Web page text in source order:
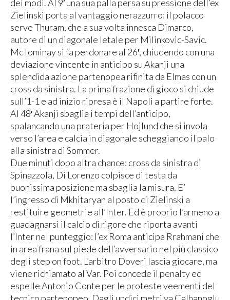
dei modi. Al 9′ una sua palla persa su pressione dell’ex
Zielinski porta al vantaggio nerazzurro: il polacco
serve Thuram, che a sua volta innesca Dimarco,
autore di un diagonale letale per Milinkovic-Savic.
McTominay si fa perdonare al 26′, chiudendo con una
deviazione vincente in anticipo su Akanji una
splendida azione partenopea rifinita da Elmas con un
cross da sinistra. La prima frazione di gioco si chiude
sull’1-1 e ad inizio ripresa è il Napoli a partire forte.
Al 48′ Akanji sbaglia i tempi dell’anticipo,
spalancando una prateria per Hojlund che si invola
verso l’area e calcia in diagonale scheggiando il palo
alla sinistra di Sommer.
Due minuti dopo altra chance: cross da sinistra di
Spinazzola, Di Lorenzo colpisce di testa da
buonissima posizione ma sbaglia la misura. E’
l’ingresso di Mkhitaryan al posto di Zielinski a
restituire geometrie all’Inter. Ed è proprio l’armeno a
guadagnarsi il calcio di rigore che riporta avanti
l’Inter nel punteggio: l’ex Roma anticipa Rrahmani che
in area frana sul piede dell’avversario nel più classico
degli step on foot. L’arbitro Doveri lascia giocare, ma
viene richiamato al Var. Poi concede il penalty ed
espelle Antonio Conte per le proteste veementi del